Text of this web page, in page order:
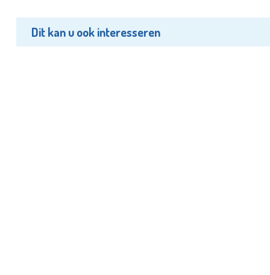
Dit kan u ook interesseren